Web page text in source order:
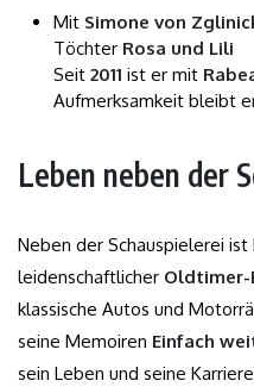
Mit Simone von
Töchter Rosa und Lili
Seit 2011 ist er mit
Aufmerksamkeit bleibt
Leben neben der
Neben der Schauspielerei ist
leidenschaftlicher Oldtimer-
klassische Autos und
seine Memoiren Einfach
sein Leben und seine